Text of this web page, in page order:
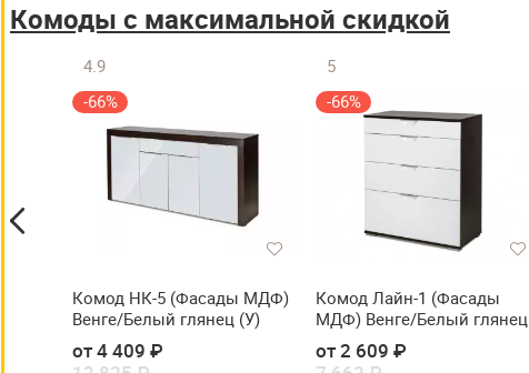
Комоды с максимальной скидкой
4.9
-66%
Комод НК-5 (Фасады МДФ)
Венге/Белый глянец (У)
от 4 409 ₽
5
-66%
Комод Лайн-1 (Фасады
МДФ) Венге/Белый глянец
от 2 609 ₽